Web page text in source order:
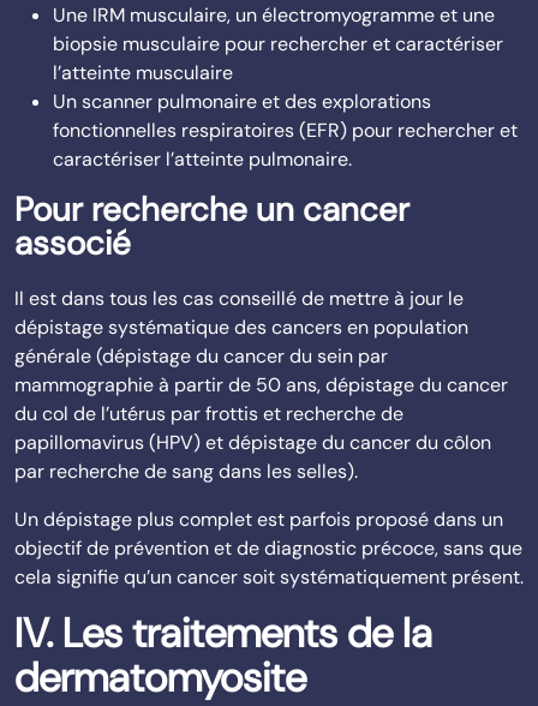
Une IRM musculaire, un électromyogramme et une
biopsie musculaire pour rechercher et caractériser
l’atteinte musculaire
Un scanner pulmonaire et des explorations
fonctionnelles respiratoires (EFR) pour rechercher et
caractériser l’atteinte pulmonaire.
Pour recherche un cancer
associé
Il est dans tous les cas conseillé de mettre à jour le
dépistage systématique des cancers en population
générale (dépistage du cancer du sein par
mammographie à partir de 50 ans, dépistage du cancer
du col de l’utérus par frottis et recherche de
papillomavirus (HPV) et dépistage du cancer du côlon
par recherche de sang dans les selles).
Un dépistage plus complet est parfois proposé dans un
objectif de prévention et de diagnostic précoce, sans que
cela signifie qu’un cancer soit systématiquement présent.
IV. Les traitements de la
dermatomyosite